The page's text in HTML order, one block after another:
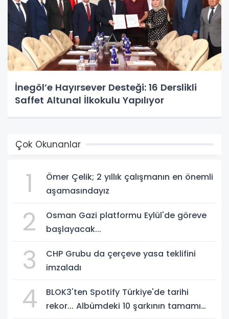
İnegöl’e Hayırsever Desteği: 16 Derslikli
Saffet Altunal İlkokulu Yapılıyor
Çok Okunanlar
1
Ömer Çelik; 2 yıllık çalışmanın en önemli
aşamasındayız
2
Osman Gazi platformu Eylül'de göreve
başlayacak...
3
CHP Grubu da çerçeve yasa teklifini
imzaladı
4
BLOK3'ten Spotify Türkiye'de tarihi
rekor... Albümdeki 10 şarkının tamamı